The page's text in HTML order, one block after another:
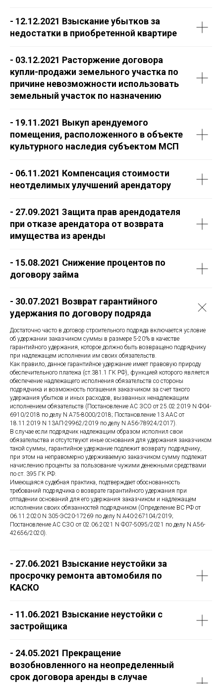
- 12.12.2021 Взыскание убытков за
недостатки в приобретенной квартире
- 03.12.2021 Расторжение договора
купли-продажи земельного участка по
причине невозможности использовать
земельный участок по назначению
- 19.11.2021 Выкуп арендуемого
помещения, расположенного в объекте
культурного наследия субъектом МСП
- 06.11.2021 Компенсация стоимости
неотделимых улучшений арендатору
- 27.09.2021 Защита прав арендодателя
при отказе арендатора от возврата
имущества из аренды
- 15.08.2021 Снижение процентов по
договору займа
- 30.07.2021 Возврат гарантийного
удержания по договору подряда
Достаточно часто в договор строительного подряда включается условие
об удержании заказчиком суммы в размере 5-20% в качестве
гарантийного удержания, которое должно быть возвращено подрядчику
при надлежащем исполнении им своих обязательств.
Как правило, данное гарантийное удержание имеет правовую природу
обеспечительного платежа (ст.381.1 ГК РФ), функцией которого является
обеспечение надлежащего исполнения обязательств со стороны
подрядчика и возможность погашения заказчиком за счет такого
удержания убытков и иных расходов, вызванных ненадлежащим
исполнением обязательств (Постановление АС ЗСО от 25.02.2019 N Ф04-
6910/2018 по делу N А75-8000/2018; Постановление 13 ААС от
18.11.2019 N 13АП-29962/2019 по делу N А56-78924/2017).
В случае если подрядчик надлежащим образом исполнил свои
обязательства и отсутствуют иные основания для удержания заказчиком
такой суммы, гарантийное удержание подлежит возврату подрядчику,
при этом на неправомерно удерживаемую заказчиком сумму подлежат
начислению проценты за пользование чужими денежными средствами
по ст. 395 ГК РФ.
Имеющаяся судебная практика, подтверждает обоснованность
требований подрядчика о возврате гарантийного удержания при
отпадении оснований для его удержания заказчиком и надлежащем
исполнении своих обязанностей подрядчиком (Определение ВС РФ от
06.11.2020 N 305-ЭС20-17269 по делу N А40-267104/2019;
Постановление АС СЗО от 02.06.2021 N Ф07-5095/2021 по делу N А56-
42656/2020).
- 27.06.2021 Взыскание неустойки за
просрочку ремонта автомобиля по
КАСКО
- 11.06.2021 Взыскание неустойки с
застройщика
- 24.05.2021 Прекращение
возобновленного на неопределенный
срок договора аренды в случае